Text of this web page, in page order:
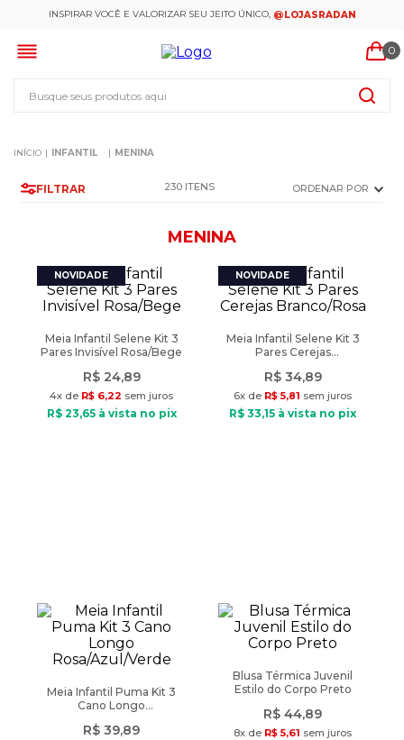
INSPIRAR VOCÊ E VALORIZAR SEU JEITO ÚNICO, @LOJASRADAN
0
INFANTIL MENINA
FILTRAR 230 ORDENAR POR
MENINA
Meia Infantil Selene Kit 3
Pares Invisível Rosa/Bege
R$ 24,89
4x de R$ 6,22 sem juros
R$ 23,65à vista no pix
Meia Infantil Selene Kit 3
Pares Cerejas
R$ 34,89
6x de R$ 5,81 sem juros
R$ 33,15 à vista no pix
Meia Infantil Puma Kit 3
Cano Longo
R$ 39,89
Blusa Térmica Juvenil
Estilo do Corpo Preto
R$ 44,89
8x de R$ 5,61 sem juros